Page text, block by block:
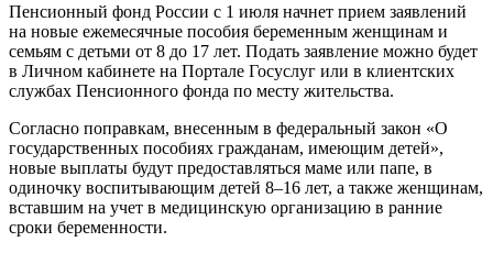
Пенсионный фонд России с 1 июля начнет прием заявлений
на новые ежемесячные пособия беременным женщинам и
семьям с детьми от 8 до 17 лет. Подать заявление можно будет
в Личном кабинете на Портале Госуслуг или в клиентских
службах Пенсионного фонда по месту жительства.
Согласно поправкам, внесенным в федеральный закон «О
государственных пособиях гражданам, имеющим детей»,
новые выплаты будут предоставляться маме или папе, в
одиночку воспитывающим детей 8–16 лет, а также женщинам,
вставшим на учет в медицинскую организацию в ранние
сроки беременности.